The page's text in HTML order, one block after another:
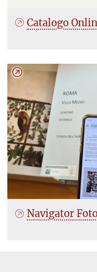
Catalogo
Navigator